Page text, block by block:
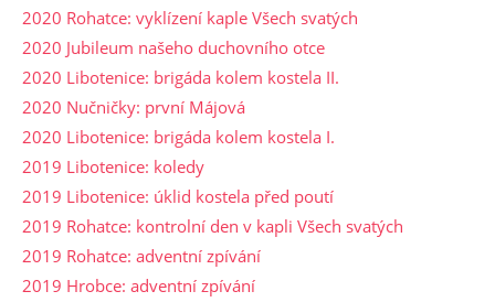
2020 Rohatce: vyklízení kaple Všech svatých
2020 Jubileum našeho duchovního otce
2020 Libotenice: brigáda kolem kostela II.
2020 Nučničky: první Májová
2020 Libotenice: brigáda kolem kostela I.
2019 Libotenice: koledy
2019 Libotenice: úklid kostela před poutí
2019 Rohatce: kontrolní den v kapli Všech svatých
2019 Rohatce: adventní zpívání
2019 Hrobce: adventní zpívání